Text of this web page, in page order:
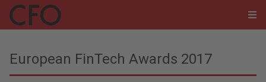
European FinTech Awards 2017